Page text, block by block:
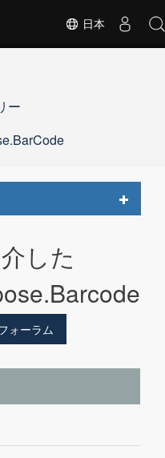
日本
ー
Toggle
した
ォーラム